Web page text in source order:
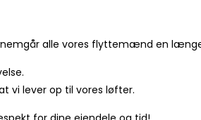
alle vores flyttemænd en
vi lever op til vores løfter.